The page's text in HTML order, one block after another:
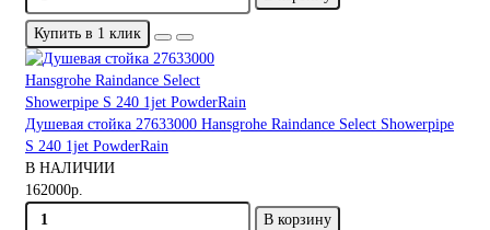
Купить в 1 клик
Душевая стойка 27633000 Hansgrohe Raindance Select Showerpipe
S 240 1jet PowderRain
В НАЛИЧИИ
162000р.
В корзину